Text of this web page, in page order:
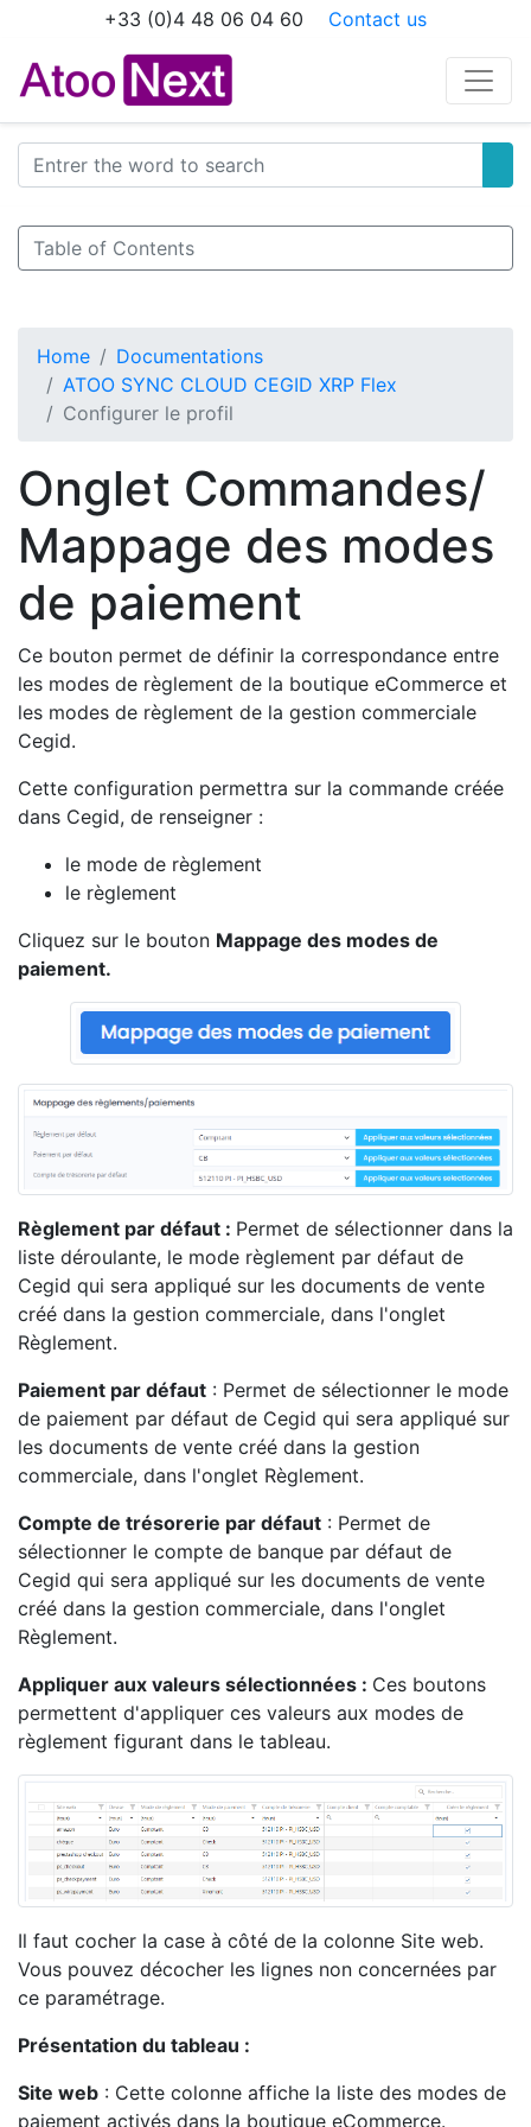
+33 (0)4 48 06 04 60 Contact us
Table of Contents
Home
Documentations
ATOO SYNC CLOUD CEGID XRP Flex
Configurer le profil
Onglet Commandes/
Mappage des modes
de paiement
Ce bouton permet de définir la correspondance entre
les modes de règlement de la boutique eCommerce et
les modes de règlement de la gestion commerciale
Cegid.
Cette configuration permettra sur la commande créée
dans Cegid, de renseigner :
le mode de règlement
le règlement
Cliquez sur le bouton Mappage des modes de
paiement.
Règlement par défaut : Permet de sélectionner dans la
liste déroulante, le mode règlement par défaut de
Cegid qui sera appliqué sur les documents de vente
créé dans la gestion commerciale, dans l'onglet
Règlement.
Paiement par défaut : Permet de sélectionner le mode
de paiement par défaut de Cegid qui sera appliqué sur
les documents de vente créé dans la gestion
commerciale, dans l'onglet Règlement.
Compte de trésorerie par défaut : Permet de
sélectionner le compte de banque par défaut de
Cegid qui sera appliqué sur les documents de vente
créé dans la gestion commerciale, dans l'onglet
Règlement.
Appliquer aux valeurs sélectionnées : Ces boutons
permettent d'appliquer ces valeurs aux modes de
règlement figurant dans le tableau.
Il faut cocher la case à côté de la colonne Site web.
Vous pouvez décocher les lignes non concernées par
ce paramétrage.
Présentation du tableau :
Site web : Cette colonne affiche la liste des modes de
paiement activés dans la boutique eCommerce.